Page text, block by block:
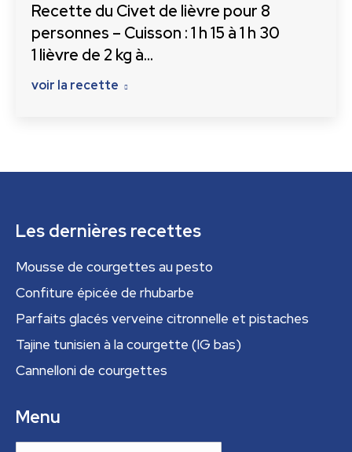
Recette du Civet de lièvre pour 8
personnes – Cuisson : 1 h 15 à 1 h 30
1 lièvre de 2 kg à…
voir la recette
Les dernières recettes
Mousse de courgettes au pesto
Confiture épicée de rhubarbe
Parfaits glacés verveine citronnelle et pistaches
Tajine tunisien à la courgette (IG bas)
Cannelloni de courgettes
Menu